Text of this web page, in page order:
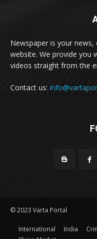
Newspaper is your
website. We provide you
videos straight from the
Contact us:
© 2023 Varta Portal
International India